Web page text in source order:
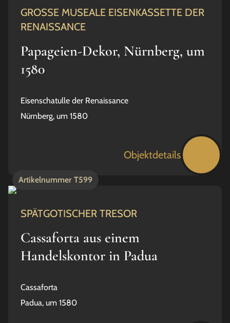
GROSSE MUSEALE EISENKASSETTE DER
RENAISSANCE
Papageien-Dekor, Nürnberg, um
1580
Eisenschatulle der Renaissance
Nürnberg, um 1580
Objektdetails
Artikelnummer T599
SPÄTGOTISCHER TRESOR
Cassaforta aus einem
Handelskontor in Padua
Cassaforta
Padua, um 1580